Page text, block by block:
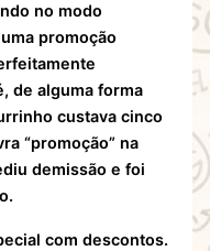
no modo
promoção
de alguma forma
custava cinco
“promoção” na
demissão e foi
com descontos.